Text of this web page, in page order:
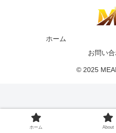
ホーム
お問い
© 2025
ホーム About